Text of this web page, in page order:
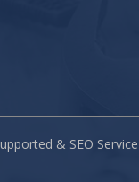
& SEO Service